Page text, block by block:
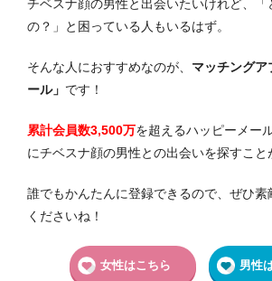
チベスナ顔の男性と出会いたいけれど、「
の？」と困っている人もいるはず。
そんな人におすすめなのが、 マッチングア
ール」 です！
累計会員数3,500万を超えるハッピーメー
にチベスナ顔の男性との出会いを探すこと
誰でもかんたんに登録できるので、ぜひ素
くださいね！
女性はこちら 男性